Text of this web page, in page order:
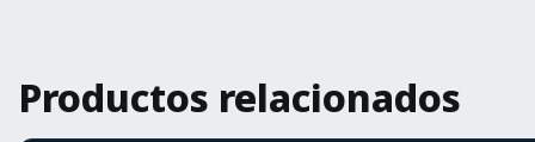
Productos relacionados
-10%